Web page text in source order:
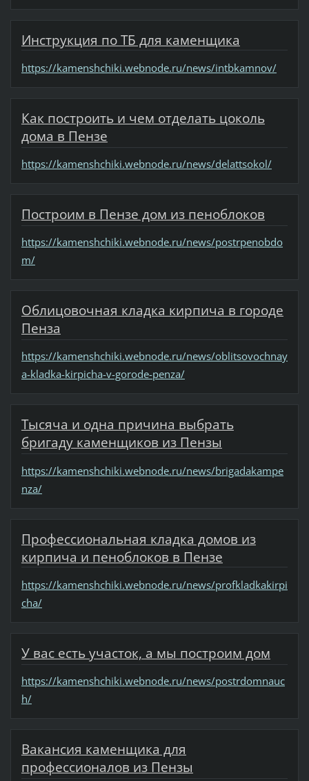
Инструкция по ТБ для каменщика
https://kamenshchiki.webnode.ru/news/intbkamnov/
Как построить и чем отделать цоколь
дома в Пензе
https://kamenshchiki.webnode.ru/news/delattsokol/
Построим в Пензе дом из пеноблоков
https://kamenshchiki.webnode.ru/news/postrpenobdo
m/
Облицовочная кладка кирпича в городе
Пенза
https://kamenshchiki.webnode.ru/news/oblitsovochnay
a-kladka-kirpicha-v-gorode-penza/
Тысяча и одна причина выбрать
бригаду каменщиков из Пензы
https://kamenshchiki.webnode.ru/news/brigadakampe
nza/
Профессиональная кладка домов из
кирпича и пеноблоков в Пензе
https://kamenshchiki.webnode.ru/news/profkladkakirpi
cha/
У вас есть участок, а мы построим дом
https://kamenshchiki.webnode.ru/news/postrdomnauc
h/
Вакансия каменщика для
профессионалов из Пензы